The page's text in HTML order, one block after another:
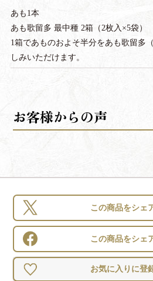
あも1本
あも歌留多 最中種 2箱（2枚入×5袋）
1箱であものおよそ半分をあも歌留多
しみいただけます。
この商品をシェ
この商品をシェ
お気に入りに登